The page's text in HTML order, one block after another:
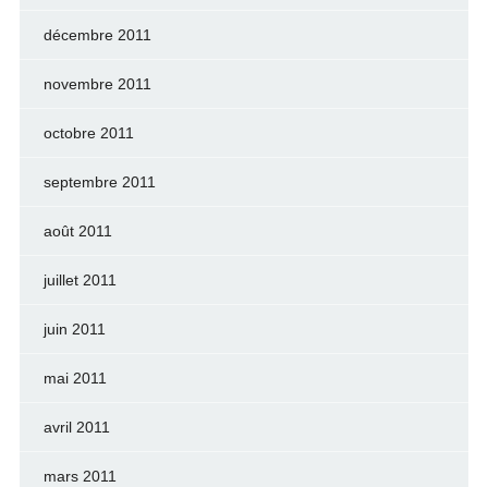
décembre 2011
novembre 2011
octobre 2011
septembre 2011
août 2011
juillet 2011
juin 2011
mai 2011
avril 2011
mars 2011